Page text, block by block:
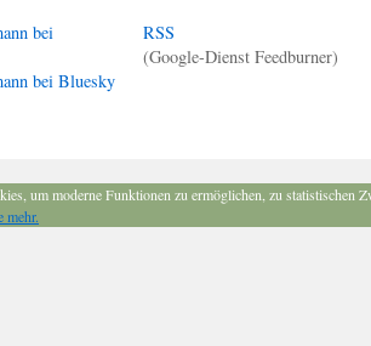
bei
bei Bluesky
RSS
(Google-Dienst Feedburner)
um moderne Funktionen zu ermöglichen, zu
mehr.